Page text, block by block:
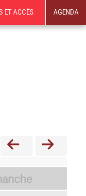
ET ACCÈS AGENDA